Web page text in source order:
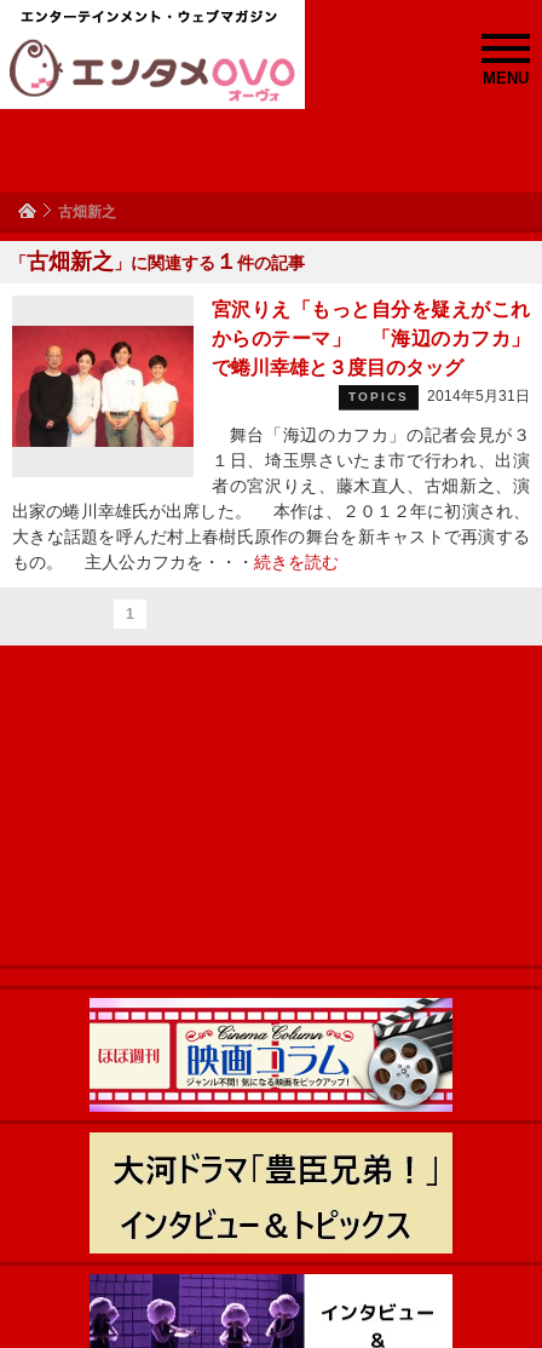
MENU
古畑新之
「古畑新之 」に関連する １ 件の記事
宮沢りえ「もっと自分を疑えがこれ
からのテーマ」 「海辺のカフカ」
で蜷川幸雄と３度目のタッグ
TOPICS 2014年5月31日
舞台「海辺のカフカ」の記者会見が３
１日、埼玉県さいたま市で行われ、出演
者の宮沢りえ、藤木直人、古畑新之、演
出家の蜷川幸雄氏が出席した。 本作は、２０１２年に初演され、
大きな話題を呼んだ村上春樹氏原作の舞台を新キャストで再演する
もの。 主人公カフカを・・・ 続きを読む
1